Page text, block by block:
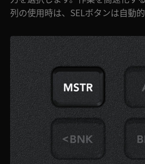
列の使用時は、SELボタンは自動的